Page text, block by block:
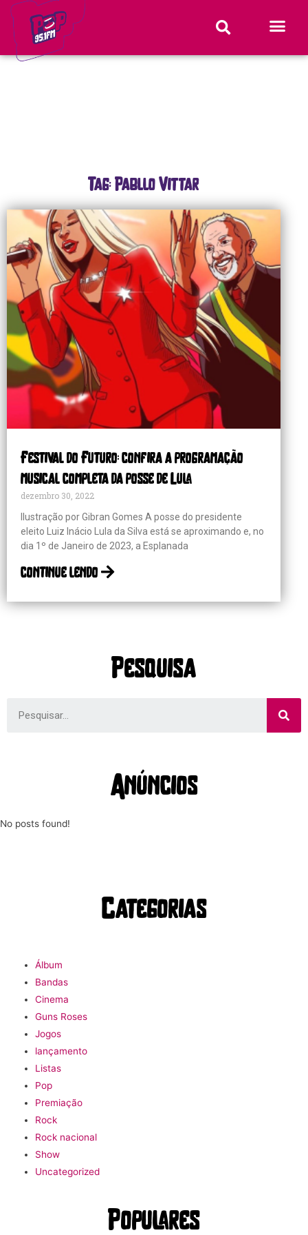
Tag: Pabllo Vittar
Festival do Futuro: confira a programação
musical completa da posse de Lula
dezembro 30, 2022
Ilustração por Gibran Gomes A posse do presidente
eleito Luiz Inácio Lula da Silva está se aproximando e, no
dia 1º de Janeiro de 2023, a Esplanada
continue lendo
Pesquisa
Anúncios
No posts found!
Categorias
Álbum
Bandas
Cinema
Guns Roses
Jogos
lançamento
Listas
Pop
Premiação
Rock
Rock nacional
Show
Uncategorized
Populares